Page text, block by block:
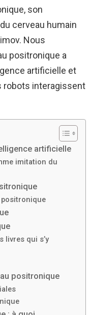
son
cerveau humain
Nous
positronique a
artificielle et
robots interagissent
artificielle
imitation du
positronique
livres qui s’y
positronique